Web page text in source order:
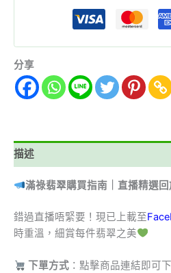
分享
描述
滿祿翡翠購買指南｜直播精選回
錯過直播唔緊要！現已上載至
時重溫，細賞每件翡翠之美
下單方式：點擊商品連結即可